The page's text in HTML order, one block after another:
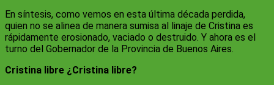
En síntesis, como vemos en esta última década perdida,
quien no se alinea de manera sumisa al linaje de Cristina es
rápidamente erosionado, vaciado o destruido. Y ahora es el
turno del Gobernador de la Provincia de Buenos Aires.
Cristina libre ¿Cristina libre?